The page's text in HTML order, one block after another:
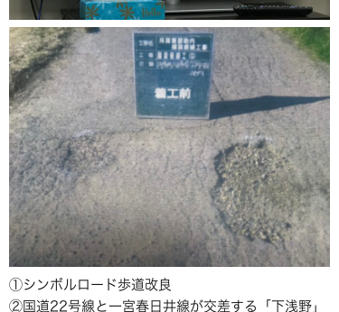
①シンボルロード歩道改良
②国道22号線と一宮春日井線が交差する「下浅野」